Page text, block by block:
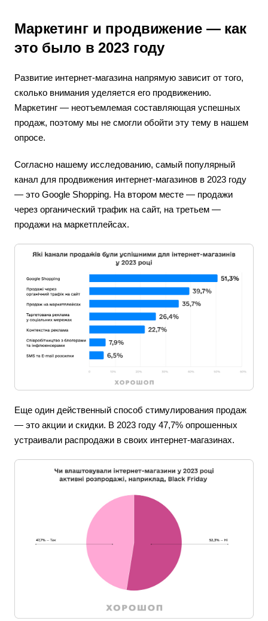
Маркетинг и продвижение — как
это было в 2023 году
Развитие интернет-магазина напрямую зависит от того,
сколько внимания уделяется его продвижению.
Маркетинг — неотъемлемая составляющая успешных
продаж, поэтому мы не смогли обойти эту тему в нашем
опросе.
Согласно нашему исследованию, самый популярный
канал для продвижения интернет-магазинов в 2023 году
— это Google Shopping. На втором месте — продажи
через органический трафик на сайт, на третьем —
продажи на маркетплейсах.
Еще один действенный способ стимулирования продаж
— это акции и скидки. В 2023 году 47,7% опрошенных
устраивали распродажи в своих интернет-магазинах.